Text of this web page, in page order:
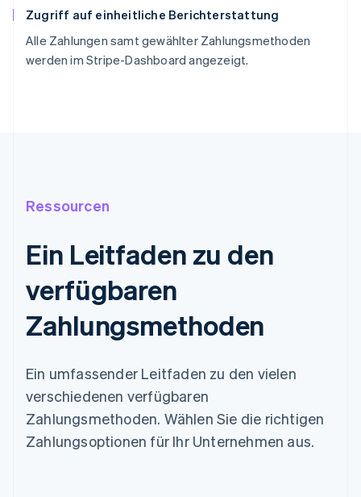
Zugriff auf einheitliche Berichterstattung
Alle Zahlungen samt gewählter Zahlungsmethoden
werden im Stripe-Dashboard angezeigt.
Ressourcen
Ein Leitfaden zu den
verfügbaren
Zahlungsmethoden
Ein umfassender Leitfaden zu den vielen
verschiedenen verfügbaren
Zahlungsmethoden. Wählen Sie die richtigen
Zahlungsoptionen für Ihr Unternehmen aus.